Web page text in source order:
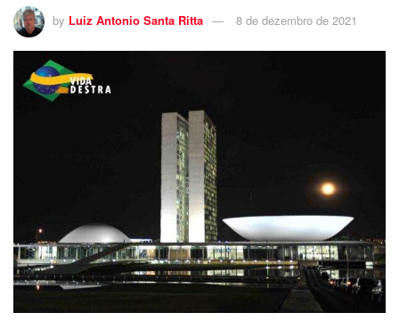
by Luiz Antonio Santa Ritta 8 de dezembro de 2021